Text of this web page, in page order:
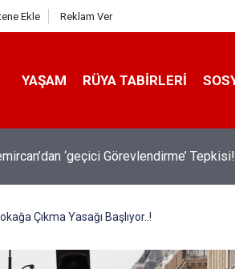
Ekle Reklam Ver
YAŞAM RÜYA TABIRLERI
‘geçici Görevlendirme’ Tepkisi!
Çıkma Yasağı Başlıyor..!